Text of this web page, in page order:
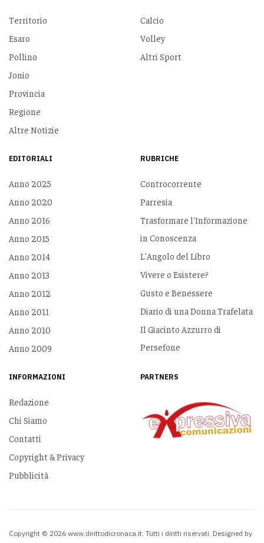
Territorio
Esaro
Pollino
Jonio
Provincia
Regione
Altre Notizie
Calcio
Volley
Altri Sport
EDITORIALI
Anno 2025
Anno 2020
Anno 2016
Anno 2015
Anno 2014
Anno 2013
Anno 2012
Anno 2011
Anno 2010
Anno 2009
RUBRICHE
Controcorrente
Parresia
Trasformare l'Informazione
in Conoscenza
L'Angolo del Libro
Vivere o Esistere?
Gusto e Benessere
Diario di una Donna Trafelata
Il Giacinto Azzurro di
Persefone
INFORMAZIONI
Redazione
Chi Siamo
Contatti
Copyright & Privacy
Pubblicità
PARTNERS
Copyright © 2026 www.dirittodicronaca.it. Tutti i diritti riservati. Designed by